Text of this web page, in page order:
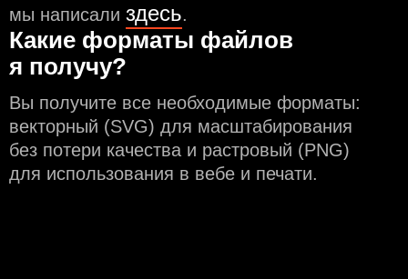
мы написали здесь.
Какие форматы файлов
я получу?
Вы получите все необходимые форматы:
векторный (SVG) для масштабирования
без потери качества и растровый (PNG)
для использования в вебе и печати.